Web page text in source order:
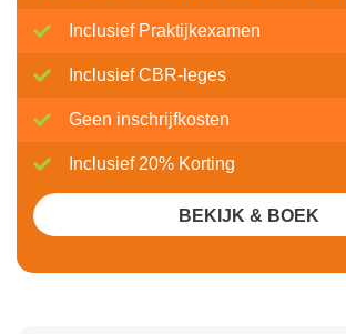
Inclusief Praktijkexamen
Inclusief CBR-leges
Geen inschrijfkosten
Inclusief 20% Korting
BEKIJK & BOEK